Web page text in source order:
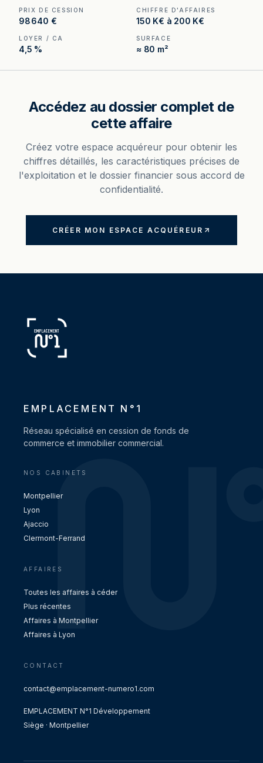
intérieures.
PRIX DE CESSION
98 640 €
CHIFFRE D'AFFAIRES
150 K€ à 200 K€
LOYER / CA
4,5 %
SURFACE
≈ 80 m²
Accédez au dossier complet de
cette affaire
Créez votre espace acquéreur pour obtenir les
chiffres détaillés, les caractéristiques précises de
l'exploitation et le dossier financier sous accord de
confidentialité.
CRÉER MON ESPACE ACQUÉREUR
EMPLACEMENT N°1
Réseau spécialisé en cession de fonds de
commerce et immobilier commercial.
NOS CABINETS
Montpellier
Lyon
Ajaccio
Clermont-Ferrand
AFFAIRES
Toutes les affaires à céder
Plus récentes
Affaires à Montpellier
Affaires à Lyon
CONTACT
contact@emplacement-numero1.com
EMPLACEMENT N°1 Développement
Siège · Montpellier